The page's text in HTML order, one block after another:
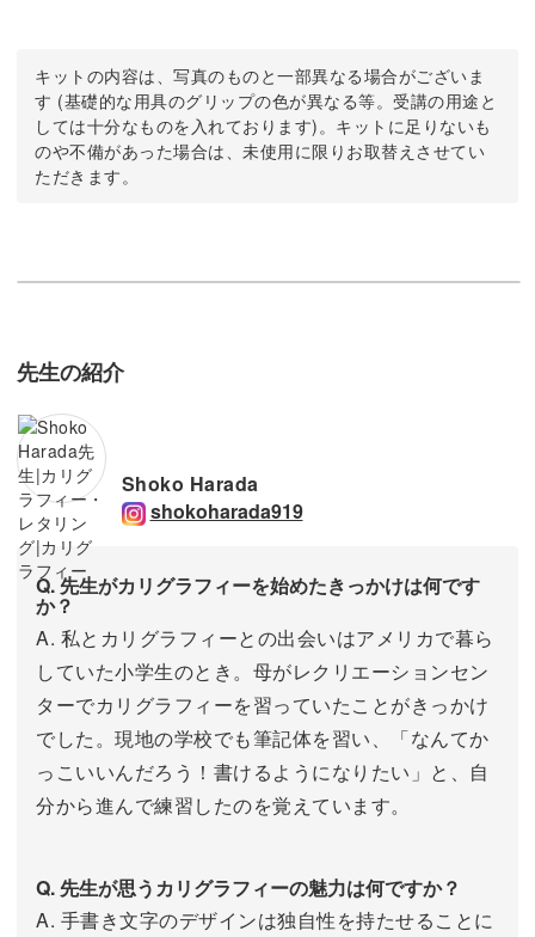
キットの内容は、写真のものと一部異なる場合がございま
す (基礎的な用具のグリップの色が異なる等。受講の用途と
しては十分なものを入れております)。キットに足りないも
のや不備があった場合は、未使用に限りお取替えさせてい
ただきます。
先生の紹介
Shoko Harada
shokoharada919
Q. 先生がカリグラフィーを始めたきっかけは何です
か？
A. 私とカリグラフィーとの出会いはアメリカで暮ら
していた小学生のとき。母がレクリエーションセン
ターでカリグラフィーを習っていたことがきっかけ
でした。現地の学校でも筆記体を習い、「なんてか
っこいいんだろう！書けるようになりたい」と、自
分から進んで練習したのを覚えています。
Q. 先生が思うカリグラフィーの魅力は何ですか？
A. 手書き文字のデザインは独自性を持たせることに